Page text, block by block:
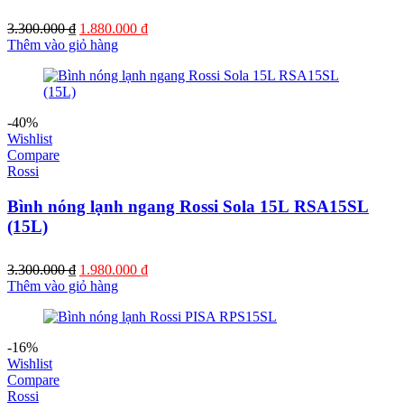
3.300.000₫ Giá
gốc
3.300.000 ₫.
1.880.000 ₫Giá
là:
Thêm vào giỏ hàng
-40%
Wishlist
Compare
Rossi
Bình nóng lạnh ngang Rossi Sola 15L RSA15SL
(15L)
3.300.000₫ Giá
gốc
3.300.000 ₫.
1.980.000 ₫Giá
là:
Thêm vào giỏ hàng
-16%
Wishlist
Compare
Rossi